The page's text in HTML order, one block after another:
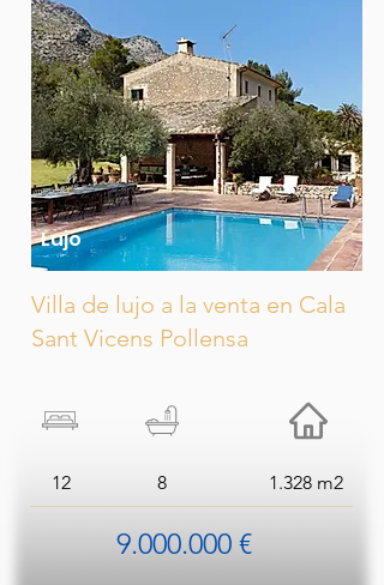
Lujo
Villa de lujo a la venta en Cala
Sant Vicens Pollensa
12 8 1.328 m2
9.000.000 €